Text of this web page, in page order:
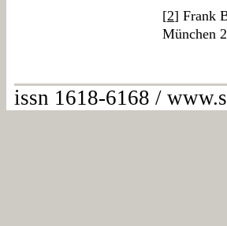
[2] Frank
München
issn 1618-6168 /